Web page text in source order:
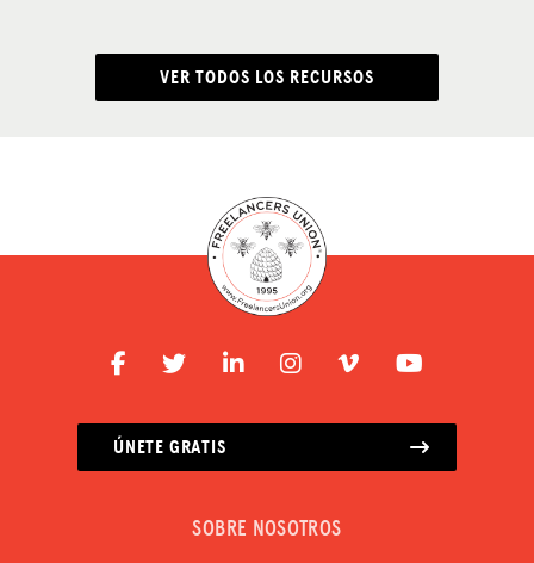
VER TODOS LOS RECURSOS
ÚNETE GRATIS
SOBRE NOSOTROS